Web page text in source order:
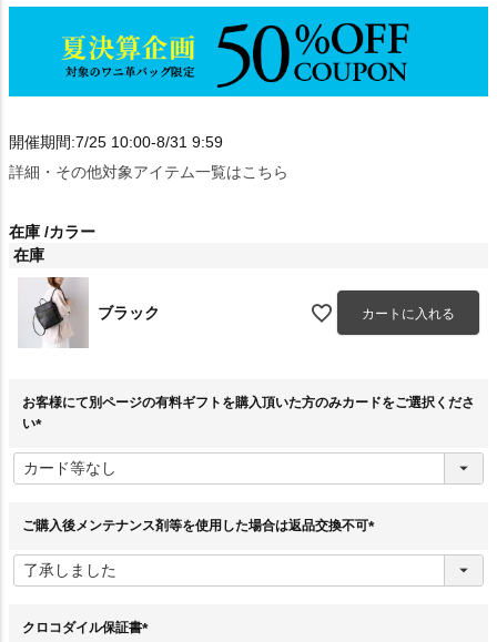
開催期間:7/25 10:00-8/31 9:59
詳細・その他対象アイテム一覧はこちら
在庫 カラー
在庫
ブラック カートに入れる
お客様にて別ページの有料ギフトを購入頂いた方のみカードをご選択くださ
い
必
須
ご購入後メンテナンス剤等を使用した場合は返品交換不可
須
クロコダイル保証書